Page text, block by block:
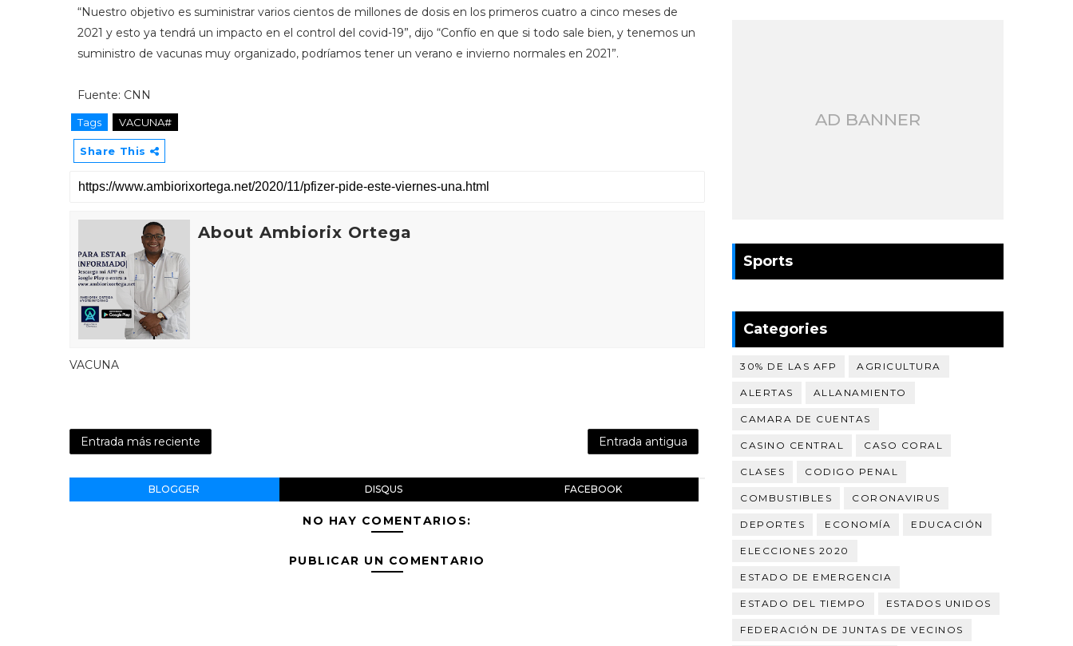
“Nuestro objetivo es suministrar varios cientos de millones de dosis en los primeros cuatro a cinco meses de
2021 y esto ya tendrá un impacto en el control del covid-19”, dijo “Confío en que si todo sale bien, y tenemos un
suministro de vacunas muy organizado, podríamos tener un verano e invierno normales en 2021”.
Fuente: CNN
Tags VACUNA#
Share This
About Ambiorix Ortega
VACUNA
Entrada más reciente Entrada antigua
BLOGGER DISQUS FACEBOOK
NO HAY COMENTARIOS:
PUBLICAR UN COMENTARIO
AD BANNER
Sports
Categories
30% DE LAS AFP AGRICULTURA
ALERTAS ALLANAMIENTO
CAMARA DE CUENTAS
CASINO CENTRAL CASO CORAL
CLASES CODIGO PENAL
COMBUSTIBLES CORONAVIRUS
DEPORTES ECONOMÍA EDUCACIÓN
ELECCIONES 2020
ESTADO DE EMERGENCIA
ESTADO DEL TIEMPO ESTADOS UNIDOS
FEDERACIÓN DE JUNTAS DE VECINOS